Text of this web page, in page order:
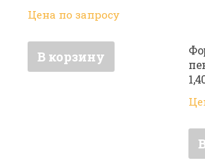
Цена по запросу
В корзину